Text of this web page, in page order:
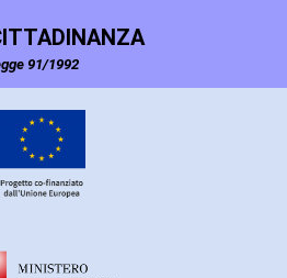
91/1992